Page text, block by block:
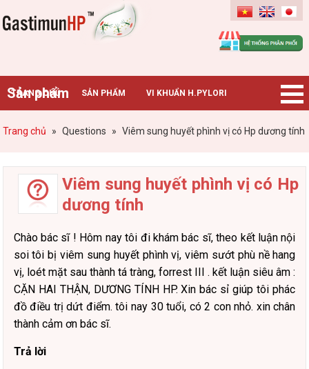
Gastimunhp
Sản phẩm
TRANG CHỦ SẢN PHẨM VI KHUẨN H.PYLORI
BỆNH DẠ DÀY TIN TỨC – SỰ KIỆN HƯỚNG DẪN MUA HÀNG
Trang chủ » Questions » Viêm sung huyết phình vị có Hp dương tính
Viêm sung huyết phình vị có Hp
dương tính
Chào bác sĩ ! Hôm nay tôi đi khám bác sĩ, theo kết luận nội
soi tôi bị viêm sung huyết phình vị, viêm sướt phù nề hang
vị, loét mặt sau thành tá tràng, forrest III . kết luận siêu âm :
CẶN HAI THẬN, DƯƠNG TÍNH HP. Xin bác sỉ giúp tôi phác
đồ điều trị dứt điểm. tôi nay 30 tuổi, có 2 con nhỏ. xin chân
thành cảm ơn bác sĩ.
Trả lời